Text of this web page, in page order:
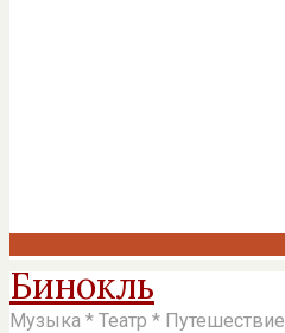
Бинокль
Музыка * Театр * Путешествие